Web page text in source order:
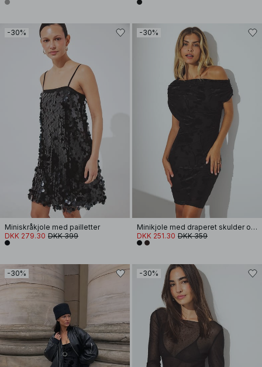
-30%
Miniskråkjole med pailletter
DKK 279.30 DKK 399
-30%
Minikjole med draperet skulder og udsvidt materiale
DKK 251.30 DKK 359
-30% -30%